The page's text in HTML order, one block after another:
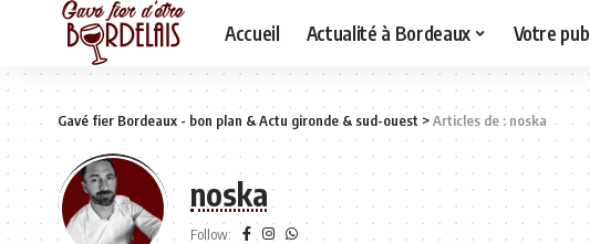
Accueil Actualité à Bordeaux Votre pub
Gavé fier Bordeaux - bon plan & Actu gironde & sud-ouest >Articles de : noska
noska
Follow: